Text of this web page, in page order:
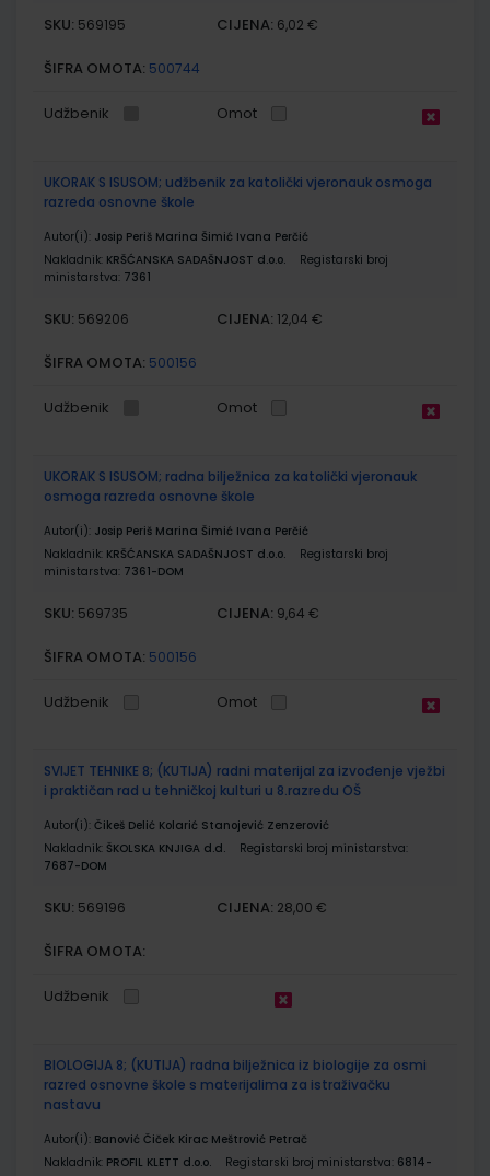
SKU: 569195 CIJENA: 6,02 €
ŠIFRA OMOTA: 500744
Udžbenik Omot
UKORAK S ISUSOM; udžbenik za katolički vjeronauk osmoga
razreda osnovne škole
Autor(i): Josip Periš Marina Šimić Ivana Perčić
Nakladnik: KRŠĆANSKA SADAŠNJOST d.o.o.
Registarski broj
ministarstva: 7361
SKU: 569206 CIJENA: 12,04 €
ŠIFRA OMOTA: 500156
Udžbenik Omot
UKORAK S ISUSOM; radna bilježnica za katolički vjeronauk
osmoga razreda osnovne škole
Autor(i): Josip Periš Marina Šimić Ivana Perčić
Nakladnik: KRŠĆANSKA SADAŠNJOST d.o.o.
Registarski broj
ministarstva: 7361-DOM
SKU: 569735 CIJENA: 9,64 €
ŠIFRA OMOTA: 500156
Udžbenik Omot
SVIJET TEHNIKE 8; (KUTIJA) radni materijal za izvođenje vježbi
i praktičan rad u tehničkoj kulturi u 8.razredu OŠ
Autor(i): Čikeš Delić Kolarić Stanojević Zenzerović
Nakladnik: ŠKOLSKA KNJIGA d.d.
Registarski broj ministarstva:
7687-DOM
SKU: 569196 CIJENA: 28,00 €
ŠIFRA OMOTA:
Udžbenik
BIOLOGIJA 8; (KUTIJA) radna bilježnica iz biologije za osmi
razred osnovne škole s materijalima za istraživačku
nastavu
Autor(i): Banović Čiček Kirac Meštrović Petrač
Nakladnik: PROFIL KLETT d.o.o. Registarski broj ministarstva: 6814-